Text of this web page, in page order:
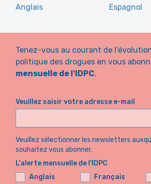
Anglais
Espagnol
Tenez-vous au courant de
politique des drogues en vous
mensuelle de l'IDPC.
Veuillez saisir votre adresse e-mail
Veuillez sélectionner les newsletters
souhaitez vous abonner.
L'alerte mensuelle de l'IDPC
Anglais
Français